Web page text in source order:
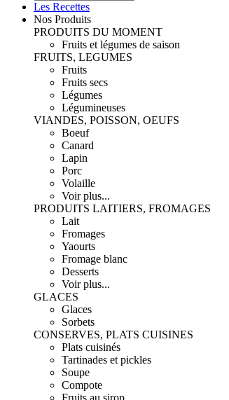
Les Recettes
Nos Produits
PRODUITS DU MOMENT
Fruits et légumes de saison
FRUITS, LEGUMES
Fruits
Fruits secs
Légumes
Légumineuses
VIANDES, POISSON, OEUFS
Boeuf
Canard
Lapin
Porc
Volaille
Voir plus...
PRODUITS LAITIERS, FROMAGES
Lait
Fromages
Yaourts
Fromage blanc
Desserts
Voir plus...
GLACES
Glaces
Sorbets
CONSERVES, PLATS CUISINES
Plats cuisinés
Tartinades et pickles
Soupe
Compote
Fruits au sirop